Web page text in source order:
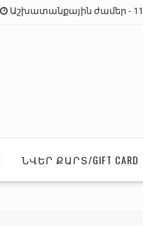
Աշխատանքային ժամեր -
ՆՎԵՐ ՔԱՐՏ/GIFT CARD